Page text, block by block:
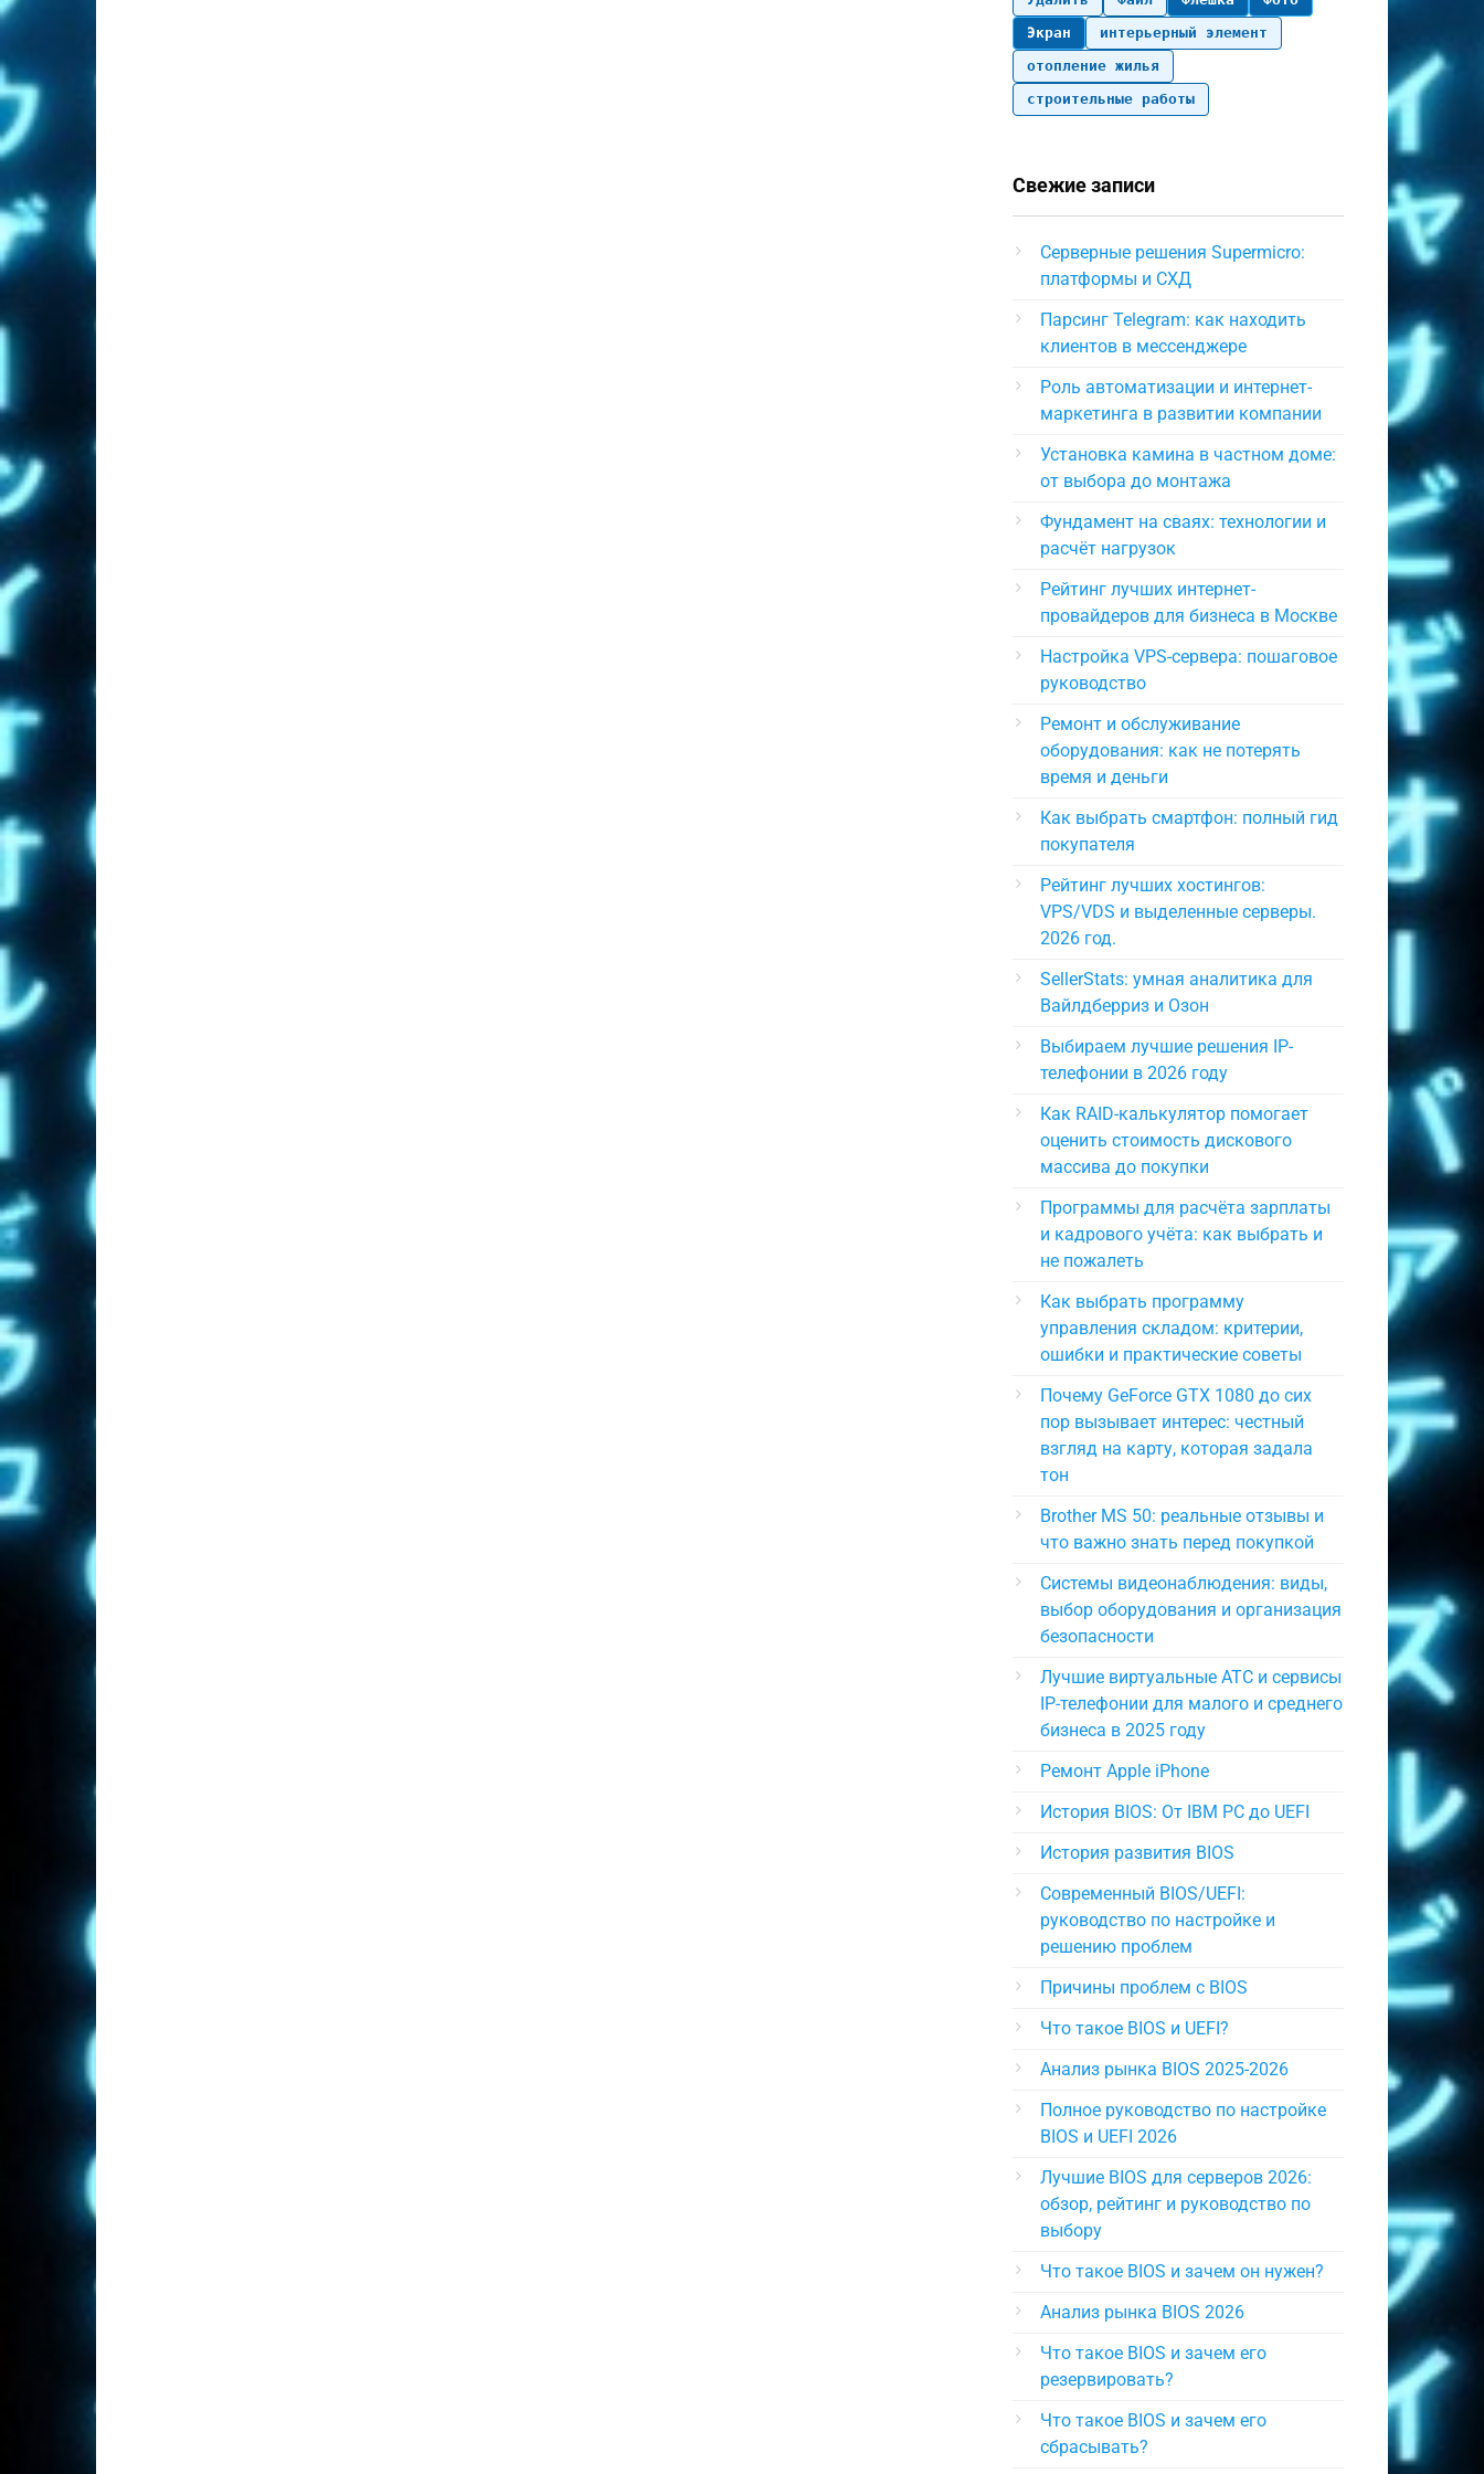
Экран
интерьерный элемент
отопление жилья
строительные работы
Свежие записи
Серверные решения Supermicro:
платформы и СХД
Парсинг Telegram: как находить
клиентов в мессенджере
Роль автоматизации и интернет-
маркетинга в развитии компании
Установка камина в частном доме:
от выбора до монтажа
Фундамент на сваях: технологии и
расчёт нагрузок
Рейтинг лучших интернет-
провайдеров для бизнеса в Москве
Настройка VPS-сервера: пошаговое
руководство
Ремонт и обслуживание
оборудования: как не потерять
время и деньги
Как выбрать смартфон: полный гид
покупателя
Рейтинг лучших хостингов:
VPS/VDS и выделенные серверы.
2026 год.
SellerStats: умная аналитика для
Вайлдберриз и Озон
Выбираем лучшие решения IP-
телефонии в 2026 году
Как RAID-калькулятор помогает
оценить стоимость дискового
массива до покупки
Программы для расчёта зарплаты
и кадрового учёта: как выбрать и
не пожалеть
Как выбрать программу
управления складом: критерии,
ошибки и практические советы
Почему GeForce GTX 1080 до сих
пор вызывает интерес: честный
взгляд на карту, которая задала
тон
Brother MS 50: реальные отзывы и
что важно знать перед покупкой
Системы видеонаблюдения: виды,
выбор оборудования и организация
безопасности
Лучшие виртуальные АТС и сервисы
IP-телефонии для малого и среднего
бизнеса в 2025 году
Ремонт Apple iPhone
История BIOS: От IBM PC до UEFI
История развития BIOS
Современный BIOS/UEFI:
руководство по настройке и
решению проблем
Причины проблем с BIOS
Что такое BIOS и UEFI?
Анализ рынка BIOS 2025-2026
Полное руководство по настройке
BIOS и UEFI 2026
Лучшие BIOS для серверов 2026:
обзор, рейтинг и руководство по
выбору
Что такое BIOS и зачем он нужен?
Анализ рынка BIOS 2026
Что такое BIOS и зачем его
резервировать?
Что такое BIOS и зачем его
сбрасывать?